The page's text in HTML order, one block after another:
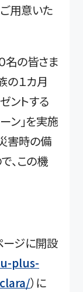
用意いた
名の皆さま
の１カ月
ントする
ン」を実施
害時の備
、この機
ージに開設
plus-
）に